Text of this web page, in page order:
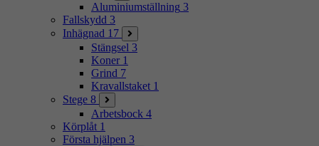
Aluminiumställning 3
Fallskydd 3
Inhägnad 17
Stängsel 3
Koner 1
Grind 7
Kravallstaket 1
Stege 8
Arbetsbock 4
Körplåt 1
Första hjälpen 3